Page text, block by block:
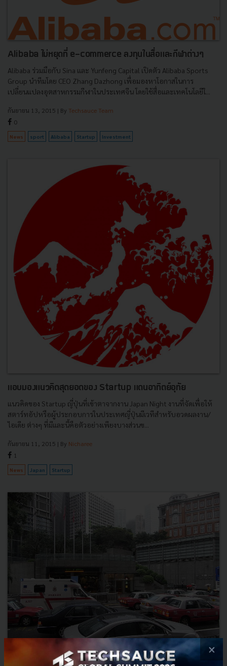
Alibaba ไม่หยุดที่ e-commerce ลงทุนในสื่อและกีฬาต่างๆ
Alibaba ร่วมมือกับ Sina และ Yunfeng Capital เปิดตัว Alibaba Sports
Group นำทีมโดย CEO Zhang Dazhong เพื่อมองหาโอกาสในการ
เปลี่ยนแปลงอุตสาหกรรมกีฬาในประเทศจีน โดยใช้สื่อและเทคโนโลยีใ...
กันยายน 13, 2015 | By Techsauce Team
0
News sport Alibaba Startup Investment
แอบมองแนวคิดสุดยอดของ Startup แดนอาทิตย์อุทัย
แนวคิดของ Startup ญี่ปุ่นที่เข้าตาจากงาน Japan Night งานที่จัดเพื่อให้
สตาร์ทอัปหรือผู้ประกอบการในประเทศญี่ปุ่นมีเวทีสำหรับอวดผลงาน/
ไอเดีย ต่างๆ ที่มีและนี้คือตัวอย่างเพียงบางส่วนข...
กันยายน 11, 2015 | By Nicharee
1
News Japan Startup
×